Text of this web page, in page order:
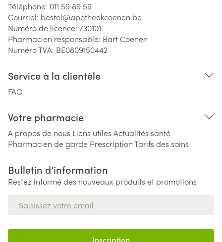
Téléphone: 011 59 89 59
Courriel: bestel@apotheekcoenen.be
Numéro de licence: 730101
Pharmacien responsable: Bart Coenen
Numéro TVA: BE0809150442
Service à la clientèle
FAQ
Votre pharmacie
A propos de nous Liens utiles Actualités santé
Pharmacien de garde PrescriptionTarifs des soins
Bulletin d’information
Restez informé des nouveaux produits et promotions
Inscription